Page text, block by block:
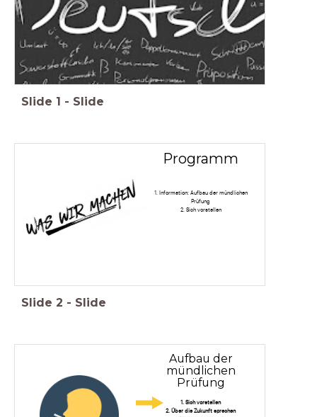
Slide 1 - Slide
Programm
1. Information: Aufbau der mündlichen
Prüfung
2. Sich vorstellen
Slide 2 - Slide
Aufbau der
mündlichen
Prüfung
1. Sich vorstellen
2. Über die Zukunft sprechen